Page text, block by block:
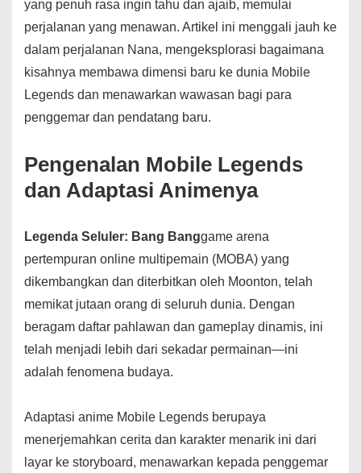
yang penuh rasa ingin tahu dan ajaib, memulai
perjalanan yang menawan. Artikel ini menggali jauh ke
dalam perjalanan Nana, mengeksplorasi bagaimana
kisahnya membawa dimensi baru ke dunia Mobile
Legends dan menawarkan wawasan bagi para
penggemar dan pendatang baru.
Pengenalan Mobile Legends
dan Adaptasi Animenya
Legenda Seluler: Bang Banggame arena
pertempuran online multipemain (MOBA) yang
dikembangkan dan diterbitkan oleh Moonton, telah
memikat jutaan orang di seluruh dunia. Dengan
beragam daftar pahlawan dan gameplay dinamis, ini
telah menjadi lebih dari sekadar permainan—ini
adalah fenomena budaya.
Adaptasi anime Mobile Legends berupaya
menerjemahkan cerita dan karakter menarik ini dari
layar ke storyboard, menawarkan kepada penggemar